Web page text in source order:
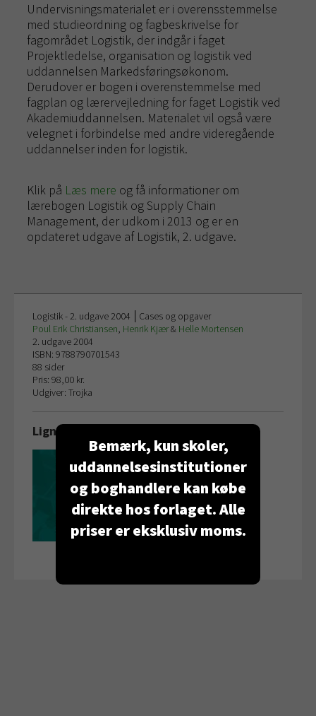
Undervisningsmaterialet er i overensstemmelse
med studieordning og fagbeskrivelse for
fagområdet Logistik, der indgår i faget
Projektledelse, organisation og logistik ved
uddannelsen Markedsføringsøkonom.
Derudover er bogen i overenstemmelse med
fagplan og lærervejledning for faget Logistik ved
Akademiuddannelsen. Materialet vil også være
velegnet i forbindelse med andre videregående
uddannelser inden for logistik.
Klik på Læs mere og få informationer om
lærebogen Logistik og Supply Chain
Management, der udkom i 2013 og er en
opdateret udgave af Logistik, 2. udgave.
Logistik - 2. udgave 2004 │Cases og opgaver
Poul Erik Christiansen, Henrik Kjær& Helle Mortensen
2. udgave 2004
ISBN: 9788790701543
88 sider
Pris: 98,00 kr.
Udgiver: Trojka
Lignende bog
2. udgave 2004 │Lærebog
Lærebog
Læs mere
Bemærk, kun skoler,
uddannelsesinstitutioner
og boghandlere kan købe
direkte hos forlaget. Alle
priser er eksklusiv moms.